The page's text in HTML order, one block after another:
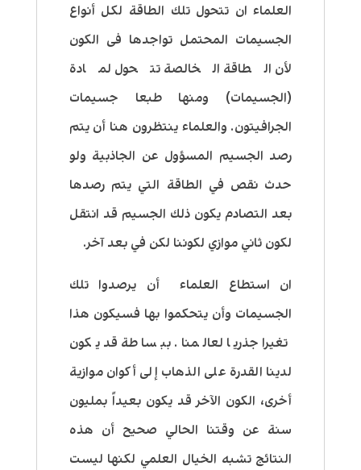
العلماء ان تتحول تلك الطاقة لكل أنواع
الجسيمات المحتمل تواجدها فى الكون
لأن الطاقة الخالصة تتحول لمادة
(الجسيمات) ومنها طبعا جسيمات
الجرافيتون. والعلماء ينتظرون هنا أن يتم
رصد الجسيم المسؤول عن الجاذبية ولو
حدث نقص في الطاقة التي يتم رصدها
بعد التصادم يكون ذلك الجسيم قد انتقل
لكون ثاني موازي لكوننا لكن في بعد آخر.
ان استطاع العلماء أن يرصدوا تلك
الجسيمات وأن يتحكموا بها فسيكون هذا
تغيرا جذريا لعالمنا . ببساطة قد يكون
لدينا القدرة على الذهاب إلى أكوان موازية
أخرى، الكون الآخر قد يكون بعيداً بمليون
سنة عن وقتنا الحالي صحيح أن هذه
النتائج تشبه الخيال العلمي لكنها ليست